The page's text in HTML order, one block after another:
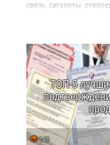
связь, сигареты,
ТОП-5
146